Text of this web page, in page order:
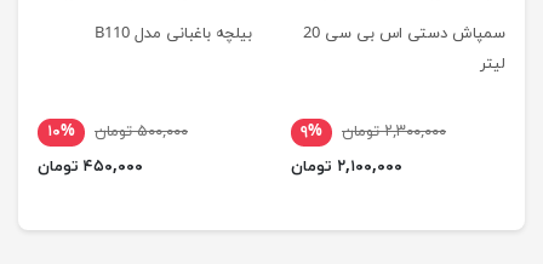
سمپاش دستی اس بی سی 20
لیتر
۲,۳۰۰,۰۰۰ تومان
۹%
۲,۱۰۰,۰۰۰ تومان
بیلچه باغبانی مدل B110
۵۰۰,۰۰۰ تومان
۱۰%
۴۵۰,۰۰۰ تومان